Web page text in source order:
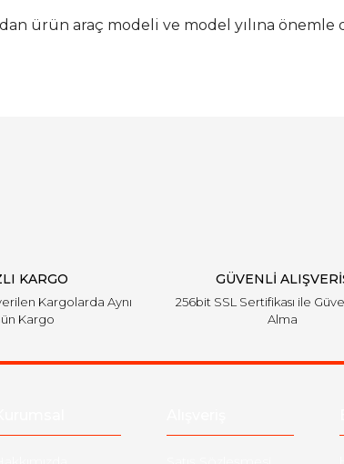
ürün araç modeli ve model yılına
KARGO
Kargolarda Aynı
Kargo
GÜVENLİ
256bit SSL Sertifikası ile
Alma